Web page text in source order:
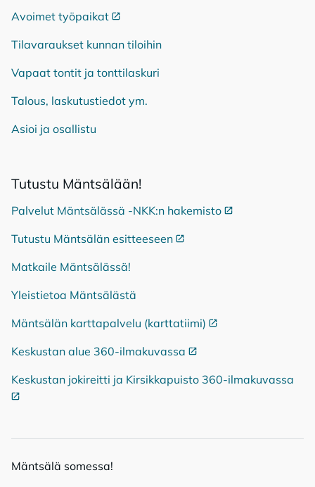
Avoimet työpaikat Ulkoinen linkki
Tilavaraukset kunnan tiloihin
Vapaat tontit ja tonttilaskuri
Talous, laskutustiedot ym.
Asioi ja osallistu
Tu­tus­tu Mänt­sä­lään!
Palvelut Mäntsälässä -NKK:n hakemisto Ulkoinen linkki
Tutustu Mäntsälän esitteeseen Ulkoinen linkki
Matkaile Mäntsälässä!
Yleistietoa Mäntsälästä
Mäntsälän karttapalvelu (karttatiimi) Ulkoinen linkki
Keskustan alue 360-ilmakuvassa Ulkoinen linkki
Keskustan jokireitti ja Kirsikkapuisto 360-ilmakuvassa
Mänt­sä­lä so­mes­sa!